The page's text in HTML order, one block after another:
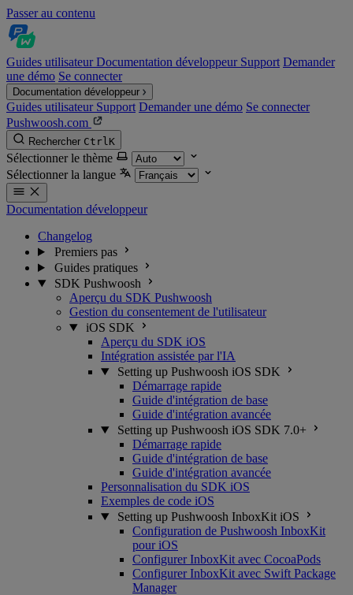
Passer au contenu
Guides utilisateurDocumentation développeur Support Demander
une démo Se connecter
Documentation développeur
Guides utilisateur Support Demander une démo Se connecter
Pushwoosh.com
Rechercher CtrlK
Sélectionner le thème
Sélectionner la langue
Documentation développeur
Changelog
Premiers pas
Guides pratiques
SDK Pushwoosh
Aperçu du SDK Pushwoosh
Gestion du consentement de l'utilisateur
iOS SDK
Aperçu du SDK iOS
Intégration assistée par l'IA
Setting up Pushwoosh iOS SDK
Démarrage rapide
Guide d'intégration de base
Guide d'intégration avancée
Setting up Pushwoosh iOS SDK 7.0+
Démarrage rapide
Guide d'intégration de base
Guide d'intégration avancée
Personnalisation du SDK iOS
Exemples de code iOS
Setting up Pushwoosh InboxKit iOS
Configuration de Pushwoosh InboxKit
pour iOS
Configurer InboxKit avec CocoaPods
Configurer InboxKit avec Swift Package
Manager